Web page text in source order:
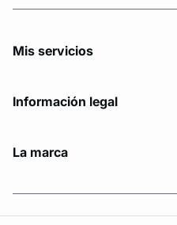
Mis servicios
Información legal
La marca